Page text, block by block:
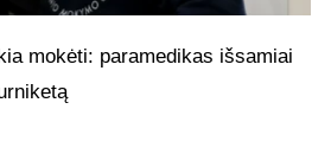
mokėti: paramedikas išsamiai